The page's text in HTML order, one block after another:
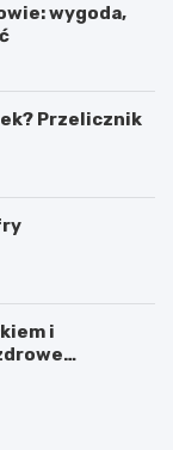
wygoda,
Przelicznik
i